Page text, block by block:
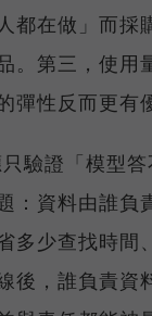
都在做」而採
。第三，使用
彈性反而更有
驗證「模型答
：資料由誰負
多少查找時間
後，誰負責資